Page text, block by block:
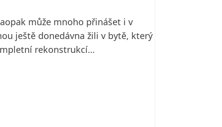
může mnoho přinášet i v
ještě donedávna žili v bytě, který
rekonstrukcí…